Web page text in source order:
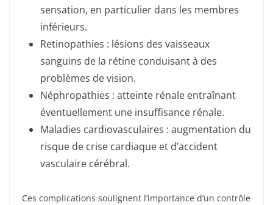
sensation, en particulier dans les membres
inférieurs.
Retinopathies : lésions des vaisseaux
sanguins de la rétine conduisant à des
problèmes de vision.
Néphropathies : atteinte rénale entraînant
éventuellement une insuffisance rénale.
Maladies cardiovasculaires : augmentation du
risque de crise cardiaque et d’accident
vasculaire cérébral.
Ces complications soulignent l’importance d’un contrôle